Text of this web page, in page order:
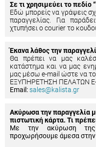
Σε τι χρησιμεύει το πεδίο
Εδώ μπορείς να γράψεις
παραγγελίας. Για
χτυπήσει ο courier το
Έκανα λάθος την
Θα πρέπει να μας
κατάστημα και να μας
μας μέσω e-mail ώστε να
ΕΞΥΠΗΡΕΤΗΣΗ ΠΕΛΑΤΩΝ E-
Email:sales@kalista.gr
Ακύρωσα την παραγγελία
πιστωτική κάρτα. Τι
Με την ακύρωση της
προχωρήσουμε άμεσα στην